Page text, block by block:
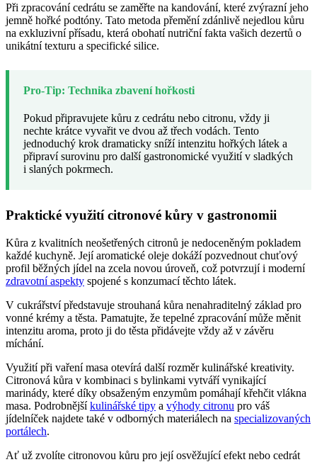
Při zpracování cedrátu se zaměřte na kandování, které zvýrazní jeho
jemně hořké podtóny. Tato metoda přemění zdánlivě nejedlou kůru
na exkluzivní přísadu, která obohatí nutriční fakta vašich dezertů o
unikátní texturu a specifické silice.
Pro-Tip: Technika zbavení hořkosti
Pokud připravujete kůru z cedrátu nebo citronu, vždy ji
nechte krátce vyvařit ve dvou až třech vodách. Tento
jednoduchý krok dramaticky sníží intenzitu hořkých látek a
připraví surovinu pro další gastronomické využití v sladkých
i slaných pokrmech.
Praktické využití citronové kůry v gastronomii
Kůra z kvalitních neošetřených citronů je nedoceněným pokladem
každé kuchyně. Její aromatické oleje dokáží pozvednout chuťový
profil běžných jídel na zcela novou úroveň, což potvrzují i moderní
zdravotní aspekty spojené s konzumací těchto látek.
V cukrářství představuje strouhaná kůra nenahraditelný základ pro
vonné krémy a těsta. Pamatujte, že tepelné zpracování může měnit
intenzitu aroma, proto ji do těsta přidávejte vždy až v závěru
míchání.
Využití při vaření masa otevírá další rozměr kulinářské kreativity.
Citronová kůra v kombinaci s bylinkami vytváří vynikající
marinády, které díky obsaženým enzymům pomáhají křehčit vlákna
masa. Podrobnějšíkulinářské tipy a výhody citronu pro váš
jídelníček najdete také v odborných materiálech na specializovaných
portálech.
Ať už zvolíte citronovou kůru pro její osvěžující efekt nebo cedrát